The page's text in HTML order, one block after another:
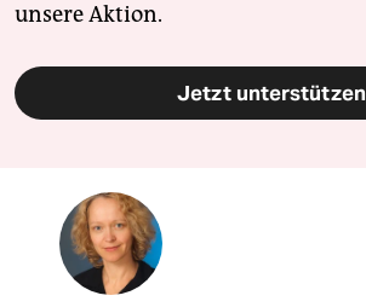
unsere Aktion.
Jetzt unterstützen